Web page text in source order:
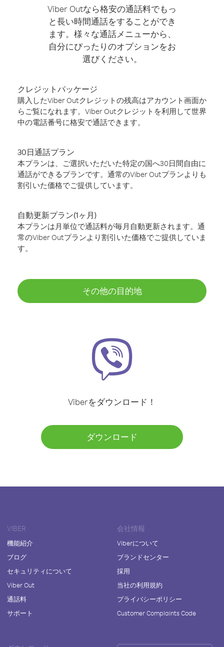
Viber Outなら格安の通話料でもっ
と長い時間通話をすることができ
ます。様々な通話メニューから、
自分にぴったりのオプションをお
選びください。
クレジットパッケージ
購入したViber Outクレジットの残高はアカウント画面か
らご覧になれます。Viber Outクレジットを利用して世界
中の電話番号に格安で通話できます。
30日通話プラン
本プランは、ご選択いただいた特定の国へ30日間自由に
通話ができるプランです。通常のViber Outプランよりも
割引いた価格でご提供しています。
自動更新プラン(1ヶ月)
本プランは月単位で通話料が毎月自動更新されます。通
常のViber Outプランより割引いた価格でご提供していま
す。
その他の目的地
Viberをダウンロード！
ダウンロード
VIBER
機能紹介
ブログ
セキュリティについて
Viber Out
通話料
サポート
会社情報
Viberについて
ブランドセンター
採用
当社の利用規約
プライバシーポリシー
Customer Complaints Code